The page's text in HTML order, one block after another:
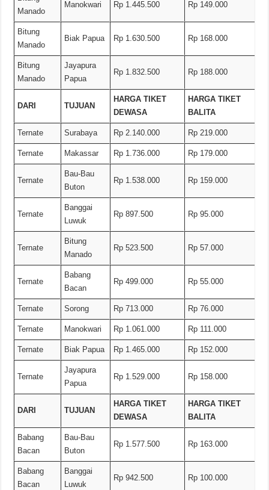
Manado
Manokwari Rp 1.445.500 Rp 149.000
Bitung
Manado
Biak Papua Rp 1.630.500 Rp 168.000
Bitung
Manado
Jayapura
Papua
Rp 1.832.500 Rp 188.000
DARI TUJUAN
HARGA TIKET
DEWASA
HARGA TIKET
BALITA
Ternate Surabaya Rp 2.140.000 Rp 219.000
Ternate Makassar Rp 1.736.000 Rp 179.000
Ternate
Bau-Bau
Buton
Rp 1.538.000 Rp 159.000
Ternate
Banggai
Luwuk
Rp 897.500 Rp 95.000
Ternate
Bitung
Manado
Rp 523.500 Rp 57.000
Ternate
Babang
Bacan
Rp 499.000 Rp 55.000
Ternate Sorong Rp 713.000 Rp 76.000
Ternate Manokwari Rp 1.061.000 Rp 111.000
Ternate Biak Papua Rp 1.465.000 Rp 152.000
Ternate
Jayapura
Papua
Rp 1.529.000 Rp 158.000
DARI TUJUAN
HARGA TIKET
DEWASA
HARGA TIKET
BALITA
Babang
Bacan
Bau-Bau
Buton
Rp 1.577.500 Rp 163.000
Babang
Bacan
Banggai
Luwuk
Rp 942.500 Rp 100.000